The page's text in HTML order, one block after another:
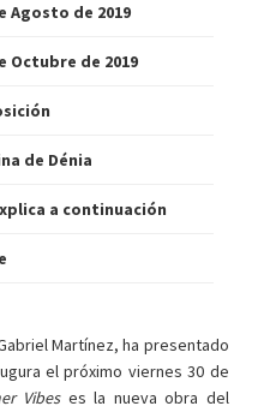
Agosto de 2019
Octubre de 2019
de Dénia
a continuación
Martínez, ha presentado
el próximo viernes 30 de
Vibeses la nueva obra del